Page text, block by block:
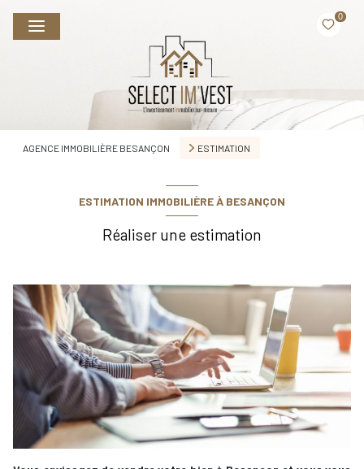
0
AGENCE IMMOBILIÈRE BESANÇON ESTIMATION
ESTIMATION IMMOBILIÈRE À BESANÇON
Réaliser une estimation